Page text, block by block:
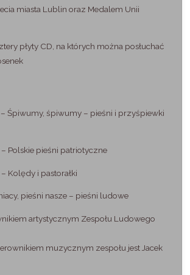
miasta Lublin oraz Medalem Unii
płyty CD, na których można posłuchać
– Śpiwumy, śpiwumy – pieśni i przyśpiewki
– Polskie pieśni patriotyczne
Kolędy i pastorałki
pieśni nasze – pieśni ludowe
artystycznym Zespołu Ludowego
muzycznym zespołu jest Jacek